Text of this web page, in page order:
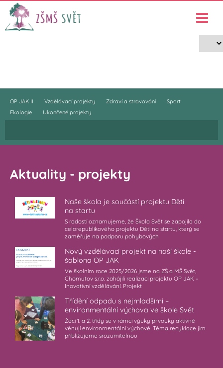
OP JAK II Vzdělávací projekty Zdraví a stravování
Sport
Ekologie
Ukončené projekty
Aktuality - projekty
Naše škola je součástí projektu Děti
na startu
S radostí oznamujeme, že Škola Svět se zapojila do
celorepublikového projektu Děti na startu, který se
zaměřuje na podporu pohybových
Nový vzdělávací projekt na naší škole -
šablona OP JAK
Ve školním roce 2025/2026 jsme na ZŠ a MŠ Svět,
Chomutov s.r.o. zahájili realizaci projektu OP JAK –
Inovativní vzdělávání. Projekt
Třídění odpadu s nejmladšími –
environmentální výchova ve škole Svět
Žáci 1. a 2. třídy se v rámci výuky prvouky aktivně
věnují environmentální výchově. Téma recyklace jim
přibližujeme srozumitelnou